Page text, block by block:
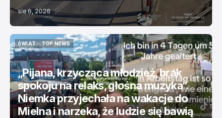
sie 6, 2026
ŚWIAT
ŚWIAT
TOP NEWS
TOP NEWS
„Pijana, krzycząca młodzież, brak
spokoju na relaks, głośna muzyka”.
Niemka przyjechała na wakacje do
Mielna i narzeka, że ludzie się bawią